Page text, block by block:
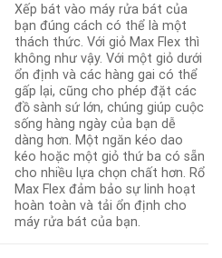
Xếp bát vào máy rửa bát của
bạn đúng cách có thể là một
thách thức. Với giỏ Max Flex thì
không như vậy. Với một giỏ dưới
ổn định và các hàng gai có thể
gấp lại, cũng cho phép đặt các
đồ sành sứ lớn, chúng giúp cuộc
sống hàng ngày của bạn dễ
dàng hơn. Một ngăn kéo dao
kéo hoặc một giỏ thứ ba có sẵn
cho nhiều lựa chọn chất hơn. Rổ
Max Flex đảm bảo sự linh hoạt
hoàn toàn và tải ổn định cho
máy rửa bát của bạn.